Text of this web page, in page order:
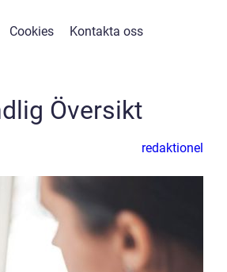
Cookies Kontakta oss
Översikt
redaktionel